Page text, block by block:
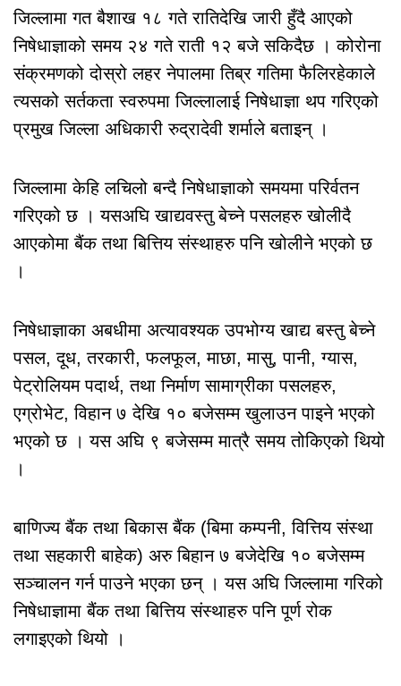
जिल्लामा गत बैशाख १८ गते रातिदेखि जारी हुँदै आएको
निषेधाज्ञाको समय २४ गते राती १२ बजे सकिदैछ । कोरोना
संक्रमणको दोस्रो लहर नेपालमा तिब्र गतिमा फैलिरहेकाले
त्यसको सर्तकता स्वरुपमा जिल्लालाई निषेधाज्ञा थप गरिएको
प्रमुख जिल्ला अधिकारी रुद्रादेवी शर्माले बताइन् ।
जिल्लामा केहि लचिलो बन्दै निषेधाज्ञाको समयमा परिर्वतन
गरिएको छ । यसअघि खाद्यवस्तु बेच्ने पसलहरु खोलीदै
आएकोमा बैंक तथा बित्तिय संस्थाहरु पनि खोलीने भएको छ
।
निषेधाज्ञाका अबधीमा अत्यावश्यक उपभोग्य खाद्य बस्तु बेच्ने
पसल, दूध, तरकारी, फलफूल, माछा, मासु, पानी, ग्यास,
पेट्रोलियम पदार्थ, तथा निर्माण सामाग्रीका पसलहरु,
एग्रोभेट, विहान ७ देखि १० बजेसम्म खुलाउन पाइने भएको
भएको छ । यस अघि ९ बजेसम्म मात्रै समय तोकिएको थियो
।
बाणिज्य बैंक तथा बिकास बैंक (बिमा कम्पनी, वित्तिय संस्था
तथा सहकारी बाहेक) अरु बिहान ७ बजेदेखि १० बजेसम्म
सञ्चालन गर्न पाउने भएका छन् । यस अघि जिल्लामा गरिको
निषेधाज्ञामा बैंक तथा बित्तिय संस्थाहरु पनि पूर्ण रोक
लगाइएको थियो ।